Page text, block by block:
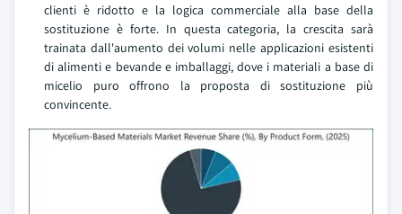
clienti è ridotto e la logica commerciale alla base della
sostituzione è forte. In questa categoria, la crescita sarà
trainata dall'aumento dei volumi nelle applicazioni esistenti
di alimenti e bevande e imballaggi, dove i materiali a base di
micelio puro offrono la proposta di sostituzione più
convincente.